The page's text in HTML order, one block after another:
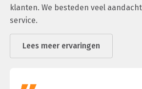
klanten. We besteden veel
service.
Lees meer ervaringen